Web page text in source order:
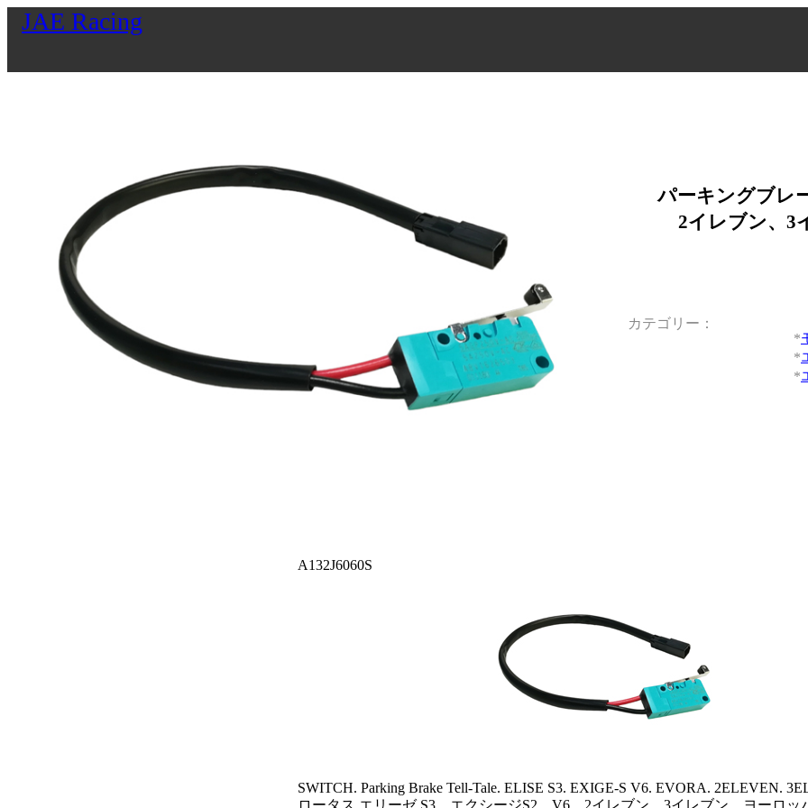
JAE Racing
パーキングブレ
2イレブン、3
カテゴリー
A132J6060S
SWITCH. Parking Brake Tell-Tale. ELISE S3. EXIGE-S V6. EVORA. 2ELEVEN.
ロータス エリーゼ S3、エクシージS2、V6、2イレブン、3イレブン、ヨーロッ